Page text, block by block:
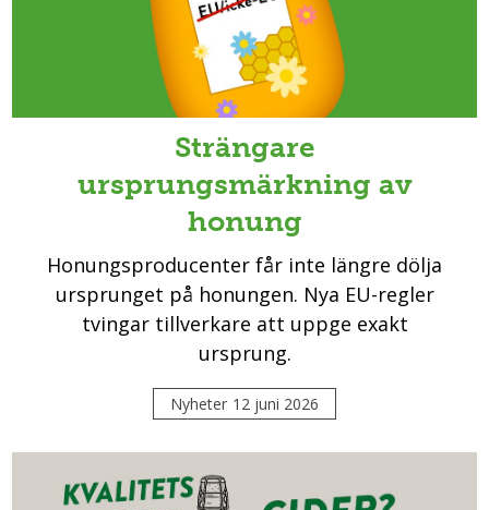
Strängare
ursprungsmärkning av
honung
Honungsproducenter får inte längre dölja
ursprunget på honungen. Nya EU-regler
tvingar tillverkare att uppge exakt
ursprung.
Nyheter 12 juni 2026